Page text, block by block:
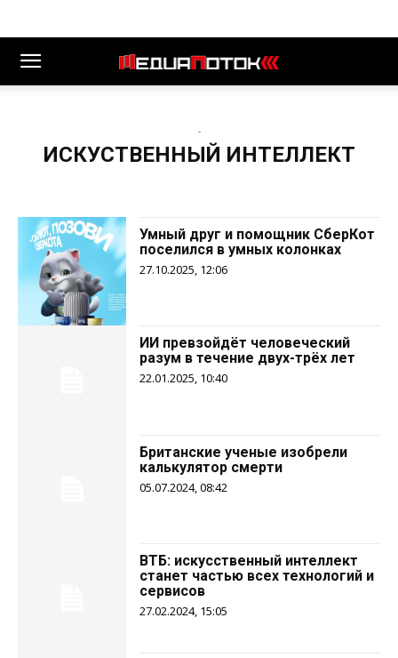
-
ИСКУСТВЕННЫЙ ИНТЕЛЛЕКТ
Умный друг и помощник СберКот
поселился в умных колонках
27.10.2025, 12:06
ИИ превзойдёт человеческий
разум в течение двух-трёх лет
22.01.2025, 10:40
Британские ученые изобрели
калькулятор смерти
05.07.2024, 08:42
ВТБ: искусственный интеллект
станет частью всех технологий и
сервисов
27.02.2024, 15:05